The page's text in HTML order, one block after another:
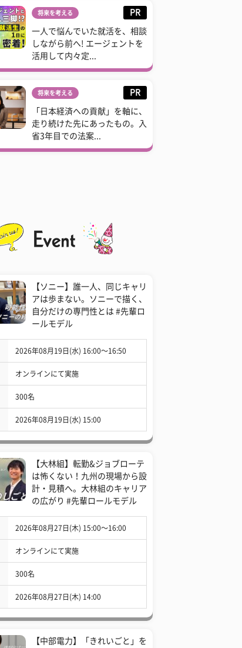
将来を考える PR
一人で悩んでいた就活を、相談
しながら前へ! エージェントを
活用して内々定...
将来を考える PR
「日本経済への貢献」を軸に、
走り続けた先にあったもの。入
省3年目での法案...
【ソニー】誰一人、同じキャリ
アは歩まない。ソニーで描く、
自分だけの専門性とは #先輩ロ
ールモデル
2026年08月19日(水) 16:00〜16:50
オンラインにて実施
300名
2026年08月19日(水) 15:00
【大林組】転勤&ジョブローテ
は怖くない！九州の現場から設
計・見積へ。大林組のキャリア
の広がり #先輩ロールモデル
2026年08月27日(木) 15:00〜16:00
オンラインにて実施
300名
2026年08月27日(木) 14:00
【中部電力】「きれいごと」を